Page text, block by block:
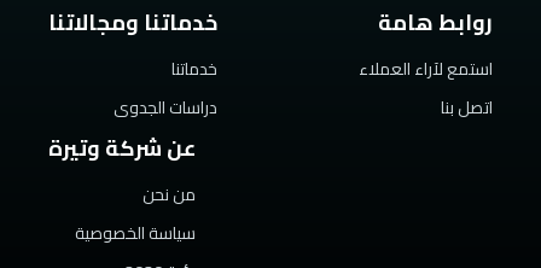
خدماتنا ومجالاتنا
خدماتنا
دراسات الجدوى
روابط هامة
استمع لآراء العملاء
اتصل بنا
عن شركة وتيرة
من نحن
سياسة الخصوصية